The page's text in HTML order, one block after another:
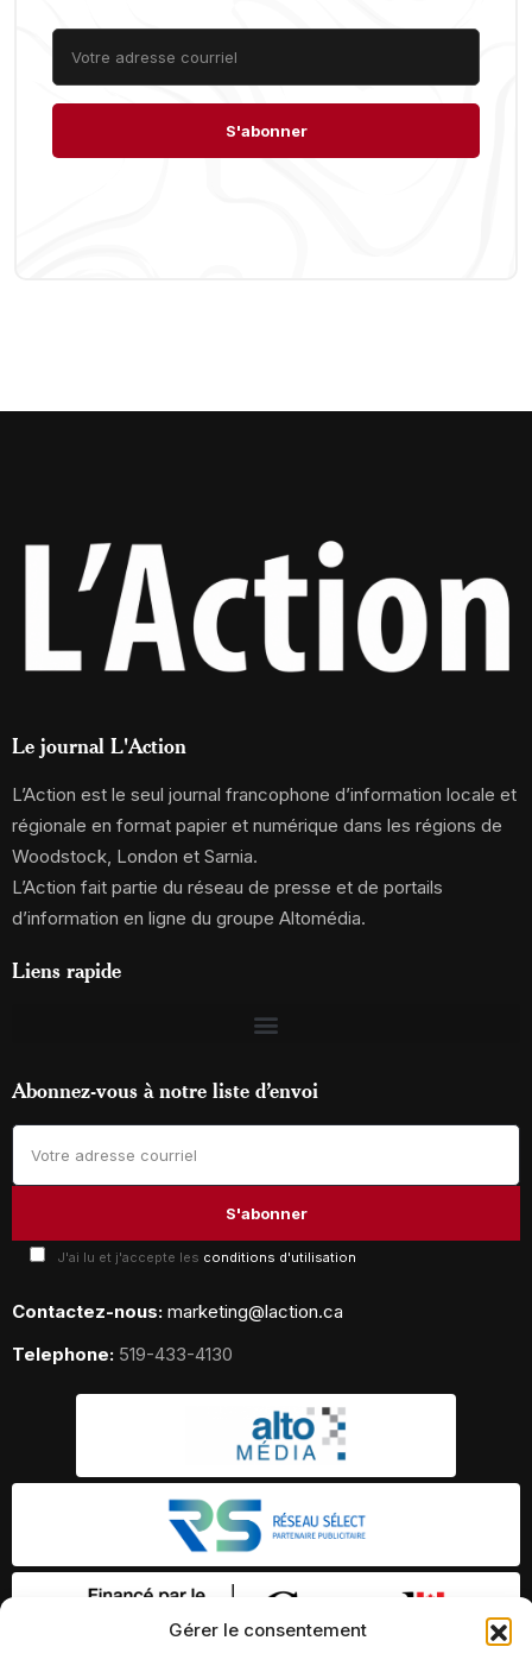
Gérer le consentement
Le journal L'Action
L’Action est le seul journal francophone d’information locale et
régionale en format papier et numérique dans les régions de
Woodstock, London et Sarnia.
L’Action fait partie du réseau de presse et de portails
d’information en ligne du groupe Altomédia.
Liens rapide
Abonnez-vous à notre liste d’envoi
J'ai lu et j'accepte les conditions d'utilisation
Contactez-nous: marketing@laction.ca
Telephone: 519-433-4130